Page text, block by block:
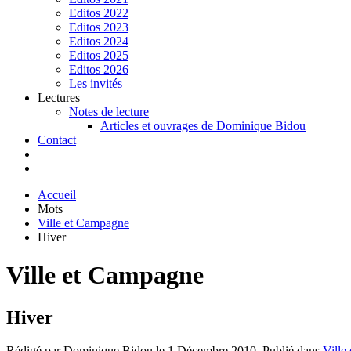
Editos 2022
Editos 2023
Editos 2024
Editos 2025
Editos 2026
Les invités
Lectures
Notes de lecture
Articles et ouvrages de Dominique Bidou
Contact
Accueil
Mots
Ville et Campagne
Hiver
Ville et Campagne
Hiver